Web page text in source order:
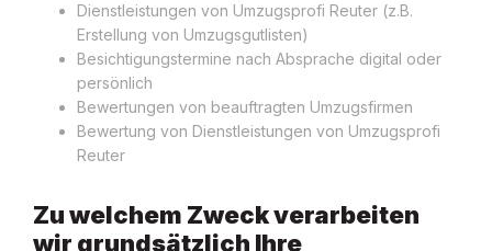
Dienstleistungen von Umzugsprofi Reuter (z.B.
Erstellung von Umzugsgutlisten)
Besichtigungstermine nach Absprache digital oder
persönlich
Bewertungen von beauftragten Umzugsfirmen
Bewertung von Dienstleistungen von Umzugsprofi
Reuter
Zu welchem Zweck verarbeiten
wir grundsätzlich Ihre